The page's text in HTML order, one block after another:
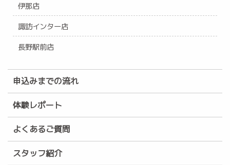
伊那店
諏訪インター店
長野駅前店
申込みまでの流れ
体験レポート
よくあるご質問
スタッフ紹介